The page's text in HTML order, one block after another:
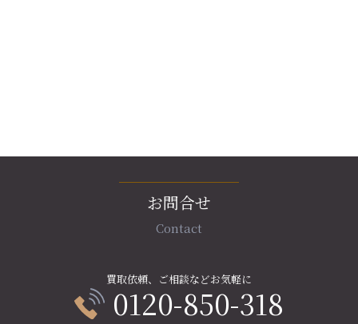
お問合せ
Contact
買取依頼、ご相談などお気軽に
0120-850-318